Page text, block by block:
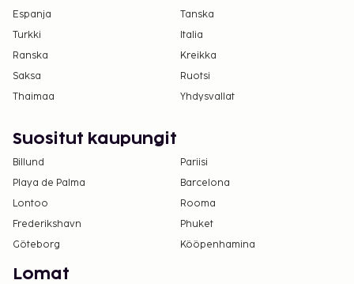
Yllä oleva luettelo ei ehkä kata kaikkea. Maksut ja
takuumaksut eivät välttämättä sisällä veroja, ja ne
saattavat muuttua.
Lapset voivat majoittua ilmaiseksi, kun he
käyttävät vanhemman tai huoltajan huoneessa
Autoa ei tarvita tähän majoituspaikkaan
pääsemiseksi.
Espanja
Tanska
Turkki
Italia
Ranska
Kreikka
Saksa
Ruotsi
Thaimaa
Yhdysvallat
Suositut kaupungit
Billund
Pariisi
Playa de Palma
Barcelona
Lontoo
Rooma
Frederikshavn
Phuket
Göteborg
Kööpenhamina
Lomat